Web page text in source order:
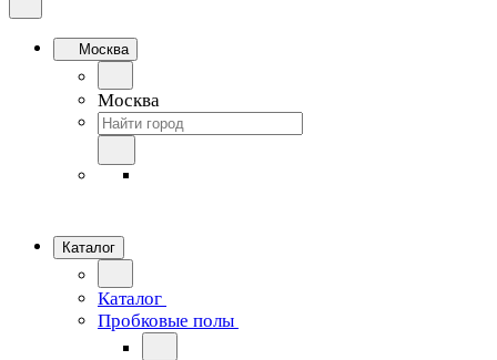
Москва
Москва
Каталог
Каталог
Пробковые полы